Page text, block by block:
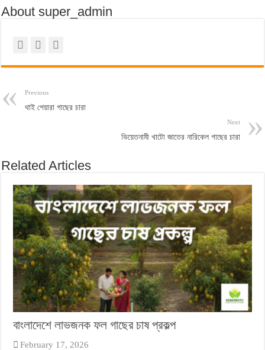
About super_admin
Previous
থাই পেয়ারা গাছের চারা
Next
ভিয়েতনামী খাটো জাতের নারিকেল গাছের চারা
Related Articles
বাংলাদেশে লাভজনক ফল গাছের চাষ প্রকল্প
February 17, 2026